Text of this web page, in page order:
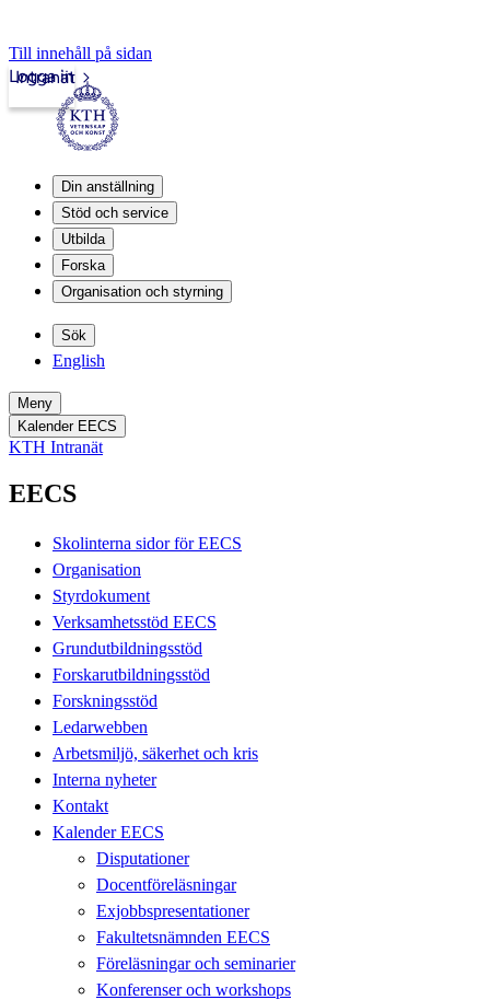
Till innehåll på sidan
Intranät
Logga in
Din anställning
Stöd och service
Utbilda
Forska
Organisation och styrning
Sök
English
Meny
Kalender EECS
KTH Intranät
EECS
Skolinterna sidor för EECS
Organisation
Styrdokument
Verksamhetsstöd EECS
Grundutbildningsstöd
Forskarutbildningsstöd
Forskningsstöd
Ledarwebben
Arbetsmiljö, säkerhet och kris
Interna nyheter
Kontakt
Kalender EECS
Disputationer
Docentföreläsningar
Exjobbspresentationer
Fakultetsnämnden EECS
Föreläsningar och seminarier
Konferenser och workshops